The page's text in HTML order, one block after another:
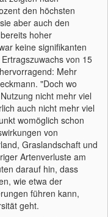
den höchsten
aber auch den
hoher
keine signifikanten
von 15
Mehr
"Doch wo
nicht mehr viel
auch nicht mehr viel
womöglich schon
von
Graslandschaft und
Artenverluste am
darauf hin, dass
wie etwa der
führen kann,
geht.